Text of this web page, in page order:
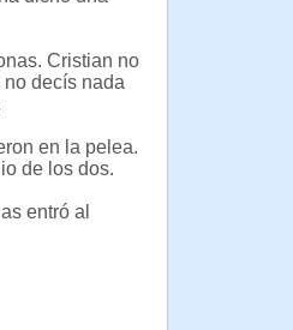
Cristian no
no decís nada
en la pelea.
de los dos.
entró al